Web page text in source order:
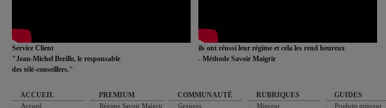
Service Client
"Jean-Michel Berille, le responsable
des télé-conseillers."
ils ont réussi leur régime et cela les rend heureux
- Méthode Savoir Maigrir
ACCUEIL
Accueil
PREMIUM
Régime Savoir Maigrir
COMMUNAUTÉ
Groupes
RUBRIQUES
Minceur
GUIDES
Produits minceur